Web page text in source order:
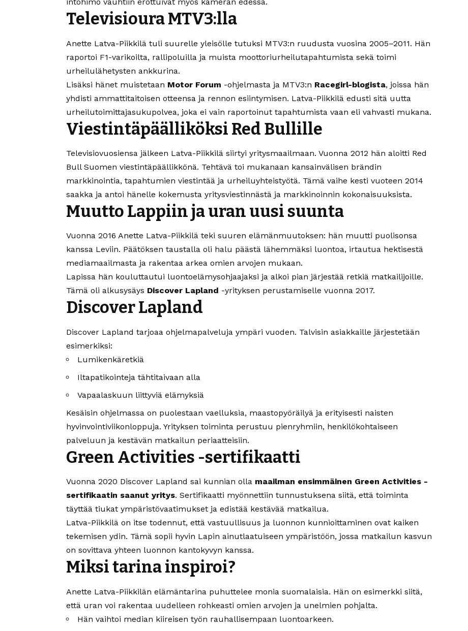
Televisioura MTV3:lla
Anette Latva-Piikkilä tuli suurelle yleisölle tutuksi MTV3:n ruudusta vuosina 2005–2011. Hän
raportoi F1-varikoilta, rallipoluilla ja muista moottoriurheilutapahtumista sekä toimi
urheilulähetysten ankkurina.
Lisäksi hänet muistetaan Motor Forum -ohjelmasta ja MTV3:n Racegirl-blogista, joissa hän
yhdisti ammattitaitoisen otteensa ja rennon esiintymisen. Latva-Piikkilä edusti sitä uutta
urheilutoimittajasukupolvea, joka ei vain raportoinut tapahtumista vaan eli vahvasti mukana.
Viestintäpäälliköksi Red Bullille
Televisiovuosiensa jälkeen Latva-Piikkilä siirtyi yritysmaailmaan. Vuonna 2012 hän aloitti Red
Bull Suomen viestintäpäällikkönä. Tehtävä toi mukanaan kansainvälisen brändin
markkinointia, tapahtumien viestintää ja urheiluyhteistyötä. Tämä vaihe kesti vuoteen 2014
saakka ja antoi hänelle kokemusta yritysviestinnästä ja markkinoinnin kokonaisuuksista.
Muutto Lappiin ja uran uusi suunta
Vuonna 2016 Anette Latva-Piikkilä teki suuren elämänmuutoksen: hän muutti puolisonsa
kanssa Leviin. Päätöksen taustalla oli halu päästä lähemmäksi luontoa, irtautua hektisestä
mediamaailmasta ja rakentaa arkea omien arvojen mukaan.
Lapissa hän kouluttautui luontoelämysohjaajaksi ja alkoi pian järjestää retkiä matkailijoille.
Tämä oli alkusysäys Discover Lapland -yrityksen perustamiselle vuonna 2017.
Discover Lapland
Discover Lapland tarjoaa ohjelmapalveluja ympäri vuoden. Talvisin asiakkaille järjestetään
esimerkiksi:
Lumikenkäretkiä
Iltapatikointeja tähtitaivaan alla
Vapaalaskuun liittyviä elämyksiä
Kesäisin ohjelmassa on puolestaan vaelluksia, maastopyöräilyä ja erityisesti naisten
hyvinvointiviikonloppuja. Yrityksen toiminta perustuu pienryhmiin, henkilökohtaiseen
palveluun ja kestävän matkailun periaatteisiin.
Green Activities -sertifikaatti
Vuonna 2020 Discover Lapland sai kunnian olla maailman ensimmäinen Green Activities -
sertifikaatin saanut yritys. Sertifikaatti myönnettiin tunnustuksena siitä, että toiminta
täyttää tiukat ympäristövaatimukset ja edistää kestävää matkailua.
Latva-Piikkilä on itse todennut, että vastuullisuus ja luonnon kunnioittaminen ovat kaiken
tekemisen ydin. Tämä sopii hyvin Lapin ainutlaatuiseen ympäristöön, jossa matkailun kasvun
on sovittava yhteen luonnon kantokyvyn kanssa.
Miksi tarina inspiroi?
Anette Latva-Piikkilän elämäntarina puhuttelee monia suomalaisia. Hän on esimerkki siitä,
että uran voi rakentaa uudelleen rohkeasti omien arvojen ja unelmien pohjalta.
Hän vaihtoi median kiireisen työn rauhallisempaan luontoarkeen.